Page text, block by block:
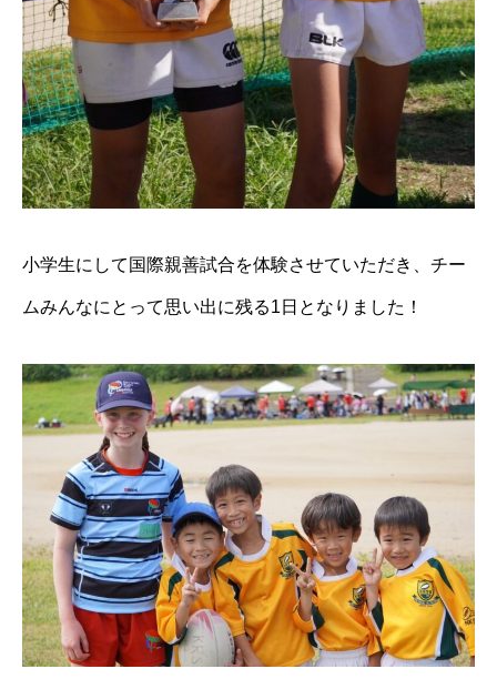
小学生にして国際親善試合を体験させていただき、チー
ムみんなにとって思い出に残る1日となりました！